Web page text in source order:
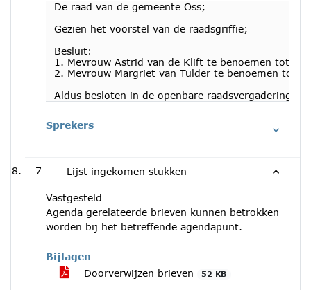
De raad van de gemeente Oss;
Gezien het voorstel van de raadsgriffie;
Besluit:
1. Mevrouw Astrid van de Klift te benoemen tot
2. Mevrouw Margriet van Tulder te benoemen tot
Aldus besloten in de openbare raadsvergadering
Sprekers
7 Lijst ingekomen stukken
Vastgesteld
Agenda gerelateerde brieven kunnen betrokken
worden bij het betreffende agendapunt.
Bijlagen
Doorverwijzen brieven
52 KB